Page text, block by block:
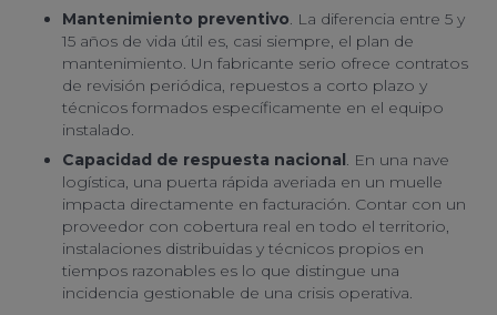
Mantenimiento preventivo. La diferencia entre 5 y
15 años de vida útil es, casi siempre, el plan de
mantenimiento. Un fabricante serio ofrece contratos
de revisión periódica, repuestos a corto plazo y
técnicos formados específicamente en el equipo
instalado.
Capacidad de respuesta nacional. En una nave
logística, una puerta rápida averiada en un muelle
impacta directamente en facturación. Contar con un
proveedor con cobertura real en todo el territorio,
instalaciones distribuidas y técnicos propios en
tiempos razonables es lo que distingue una
incidencia gestionable de una crisis operativa.